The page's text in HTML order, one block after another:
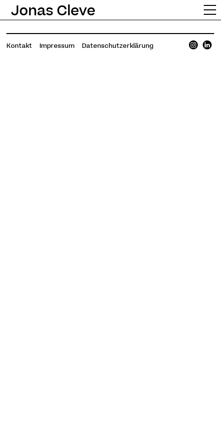
Jonas Cleve
Kontakt Impressum Datenschutzerklärung